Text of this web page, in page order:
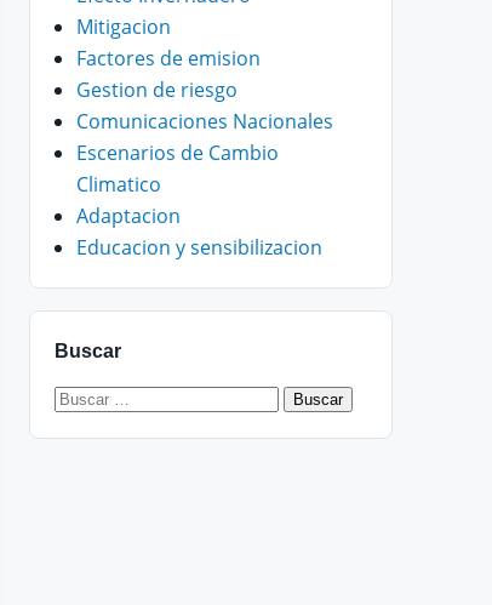
Mitigacion
Factores de emision
Gestion de riesgo
Comunicaciones Nacionales
Escenarios de Cambio
Climatico
Adaptacion
Educacion y sensibilizacion
Buscar
Buscar: